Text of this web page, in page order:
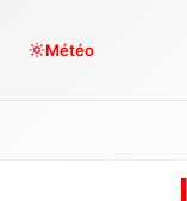
Météo